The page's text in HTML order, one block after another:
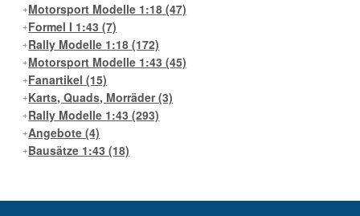
Motorsport Modelle 1:18(47)
Formel I 1:43(7)
Rally Modelle 1:18(172)
Motorsport Modelle 1:43(45)
Fanartikel(15)
Karts, Quads, Morräder(3)
Rally Modelle 1:43(293)
Angebote(4)
Bausätze 1:43(18)